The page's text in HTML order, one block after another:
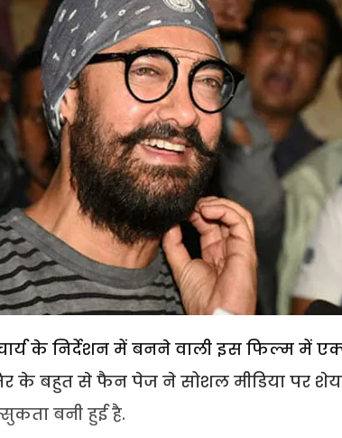
के निर्देशन में बनने वाली इस फिल्म में
के बहुत से फैन पेज ने सोशल मीडिया पर
बनी हुई है.